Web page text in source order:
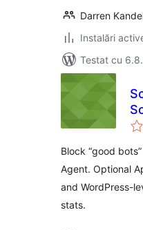
Darren
Instalări
Testat cu
Block “good
Agent. Optional
and WordPress-
stats.